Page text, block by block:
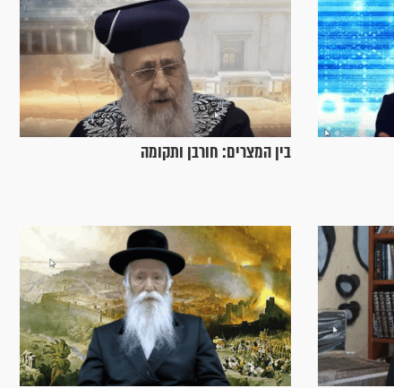
בין המצרים: חורבן ותקומה